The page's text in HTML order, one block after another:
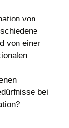
von
von einer
bei